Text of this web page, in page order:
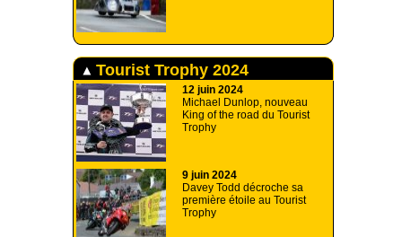
Tourist Trophy 2024
12 juin 2024
Michael Dunlop, nouveau
King of the road du Tourist
Trophy
9 juin 2024
Davey Todd décroche sa
première étoile au Tourist
Trophy